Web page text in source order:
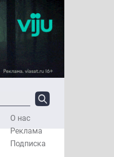
О нас
Реклама
Подписка